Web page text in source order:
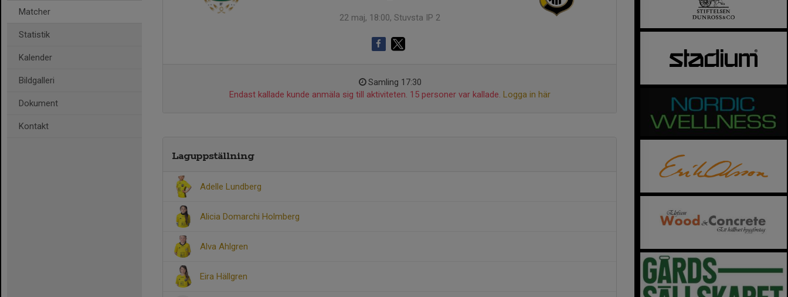
Matcher
Statistik
Kalender
Bildgalleri
Dokument
Kontakt
22 maj, 18:00, Stuvsta IP 2
Samling 17:30
Endast kallade kunde anmäla sig till aktiviteten. 15 personer var kallade. Logga in här
Laguppställning
Adelle Lundberg
Alicia Domarchi Holmberg
Alva Ahlgren
Eira Hällgren